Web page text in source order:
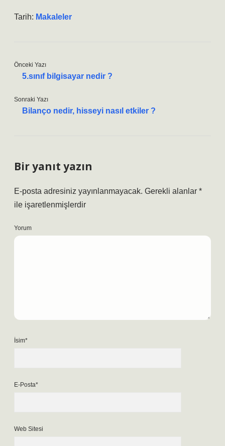
Tarih: Makaleler
Önceki Yazı
5.sınıf bilgisayar nedir ?
Sonraki Yazı
Bilanço nedir, hisseyi nasıl etkiler ?
Bir yanıt yazın
E-posta adresiniz yayınlanmayacak. Gerekli alanlar *
ile işaretlenmişlerdir
Yorum
İsim*
E-Posta*
Web Sitesi